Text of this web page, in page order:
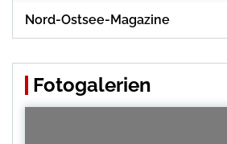
Nord-Ostsee-Magazine
Fotogalerien